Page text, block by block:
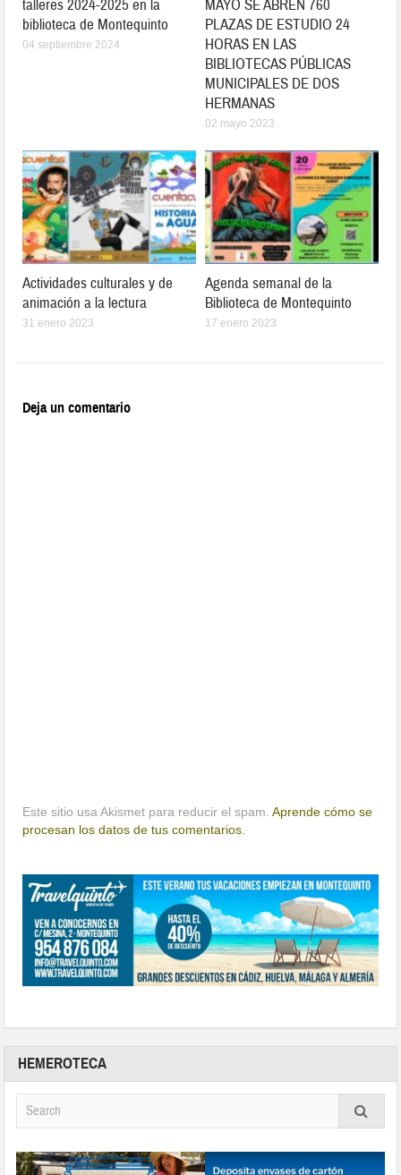
talleres 2024-2025 en la
biblioteca de Montequinto
04 septiembre 2024
MAYO SE ABREN 760
PLAZAS DE ESTUDIO 24
HORAS EN LAS
BIBLIOTECAS PÚBLICAS
MUNICIPALES DE DOS
HERMANAS
02 mayo 2023
Actividades culturales y de
animación a la lectura
31 enero 2023
Agenda semanal de la
Biblioteca de Montequinto
17 enero 2023
Deja un comentario
Este sitio usa Akismet para reducir el spam.Aprende cómo se
procesan los datos de tus comentarios.
HEMEROTECA